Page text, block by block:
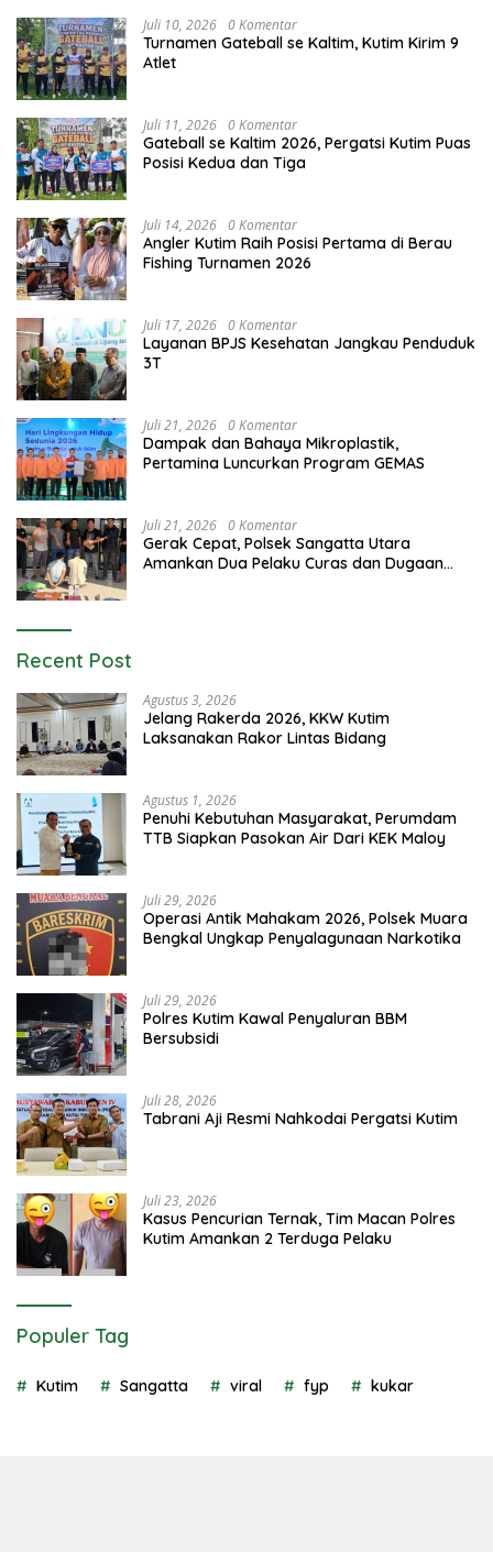
Juli 10, 2026 0 Komentar
Turnamen Gateball se Kaltim, Kutim Kirim 9
Atlet
Juli 11, 2026 0 Komentar
Gateball se Kaltim 2026, Pergatsi Kutim Puas
Posisi Kedua dan Tiga
Juli 14, 2026 0 Komentar
Angler Kutim Raih Posisi Pertama di Berau
Fishing Turnamen 2026
Juli 17, 2026 0 Komentar
Layanan BPJS Kesehatan Jangkau Penduduk
3T
Juli 21, 2026 0 Komentar
Dampak dan Bahaya Mikroplastik,
Pertamina Luncurkan Program GEMAS
Juli 21, 2026 0 Komentar
Gerak Cepat, Polsek Sangatta Utara
Amankan Dua Pelaku Curas dan Dugaan
Recent Post
Agustus 3, 2026
Jelang Rakerda 2026, KKW Kutim
Laksanakan Rakor Lintas Bidang
Agustus 1, 2026
Penuhi Kebutuhan Masyarakat, Perumdam
TTB Siapkan Pasokan Air Dari KEK Maloy
Juli 29, 2026
Operasi Antik Mahakam 2026, Polsek Muara
Bengkal Ungkap Penyalagunaan Narkotika
Juli 29, 2026
Polres Kutim Kawal Penyaluran BBM
Bersubsidi
Juli 28, 2026
Tabrani Aji Resmi Nahkodai Pergatsi Kutim
Juli 23, 2026
Kasus Pencurian Ternak, Tim Macan Polres
Kutim Amankan 2 Terduga Pelaku
Populer Tag
Kutim Sangatta viral fyp kukar